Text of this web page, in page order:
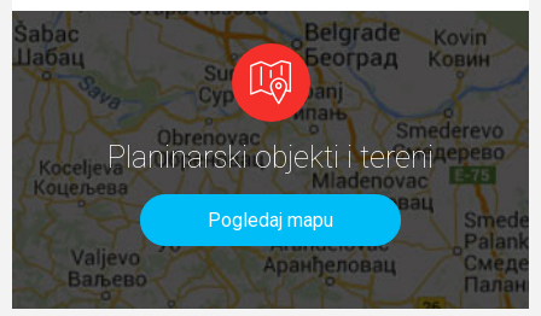
Planinarski objekti i tereni
Pogledaj mapu